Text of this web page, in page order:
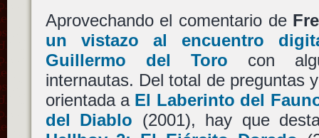
Aprovechando el comentario de
un vistazo al encuentro
Guillermo del Toro con
internautas. Del total de preguntas
orientada a El Laberinto del
del Diablo (2001), hay que